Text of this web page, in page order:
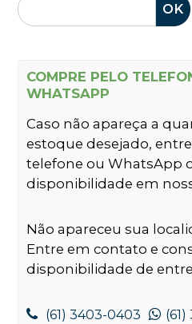
OK
COMPRE PELO
WHATSAPP
Caso não apareça a
estoque desejado,
telefone ou WhatsApp
disponibilidade em
Não apareceu sua
Entre em contato e
disponibilidade de
(61) 3403-0403